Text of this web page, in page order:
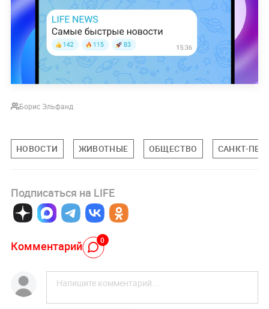
Борис Эльфанд
НОВОСТИ ЖИВОТНЫЕ ОБЩЕСТВО САНКТ-
Подписаться на LIFE
Комментарий 0